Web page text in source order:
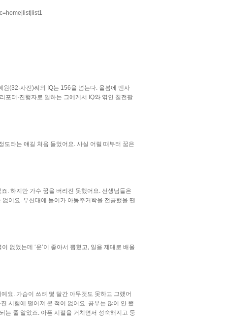
원(32·사진)씨의 IQ는 156을 넘는다. 올봄에 멘사
포터·진행자로 일하는 그에게서 IQ와 엮인 칠전팔
도라는 얘길 처음 들었어요. 사실 어릴 때부터 꿈은
. 하지만 가수 꿈을 버리진 못했어요. 선생님들은
어요. 부산대에 들어가 아동주거학을 전공했을 땐
없었는데 ‘운’이 좋아서 뽑혔고, 일을 제대로 배울
요. 가슴이 쓰려 몇 달간 아무것도 못하고 그랬어
시험에 떨어져 본 적이 없어요. 공부는 많이 안 했
는 줄 알았죠. 아픈 시절을 거치면서 성숙해지고 둥